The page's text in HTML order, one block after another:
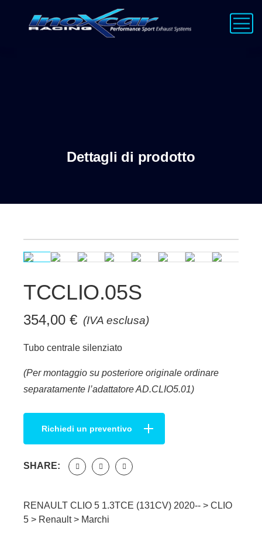
Dettagli di prodotto
TCCLIO.05S
(IVA esclusa)
354,00 €
Tubo centrale silenziato
(Per montaggio su posteriore originale ordinare
separatamente l’adattatore AD.CLIO5.01)
Richiedi un preventivo
SHARE:
RENAULT CLIO 5 1.3TCE (131CV) 2020-- > CLIO
5 > Renault> Marchi